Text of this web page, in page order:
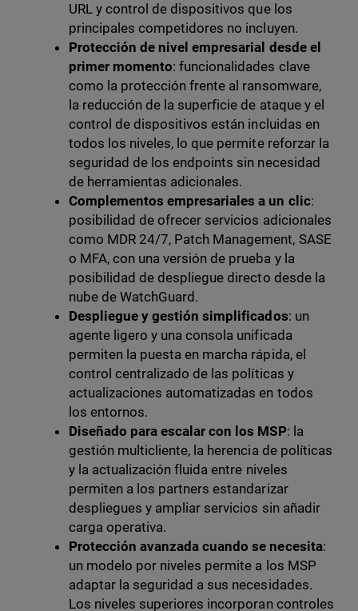
URL y control de dispositivos que los
principales competidores no incluyen.
Protección de nivel empresarial desde el
primer momento: funcionalidades clave
como la protección frente al ransomware,
la reducción de la superficie de ataque y el
control de dispositivos están incluidas en
todos los niveles, lo que permite reforzar la
seguridad de los endpoints sin necesidad
de herramientas adicionales.
Complementos empresariales a un clic:
posibilidad de ofrecer servicios adicionales
como MDR 24/7, Patch Management, SASE
o MFA, con una versión de prueba y la
posibilidad de despliegue directo desde la
nube de WatchGuard.
Despliegue y gestión simplificados: un
agente ligero y una consola unificada
permiten la puesta en marcha rápida, el
control centralizado de las políticas y
actualizaciones automatizadas en todos
los entornos.
Diseñado para escalar con los MSP: la
gestión multicliente, la herencia de políticas
y la actualización fluida entre niveles
permiten a los partners estandarizar
despliegues y ampliar servicios sin añadir
carga operativa.
Protección avanzada cuando se necesita:
un modelo por niveles permite a los MSP
adaptar la seguridad a sus necesidades.
Los niveles superiores incorporan controles